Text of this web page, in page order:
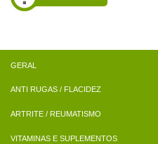
ANTI RUGAS / FLACIDEZ
ARTRITE / REUMATISMO
VITAMINAS E SUPLEMENTOS